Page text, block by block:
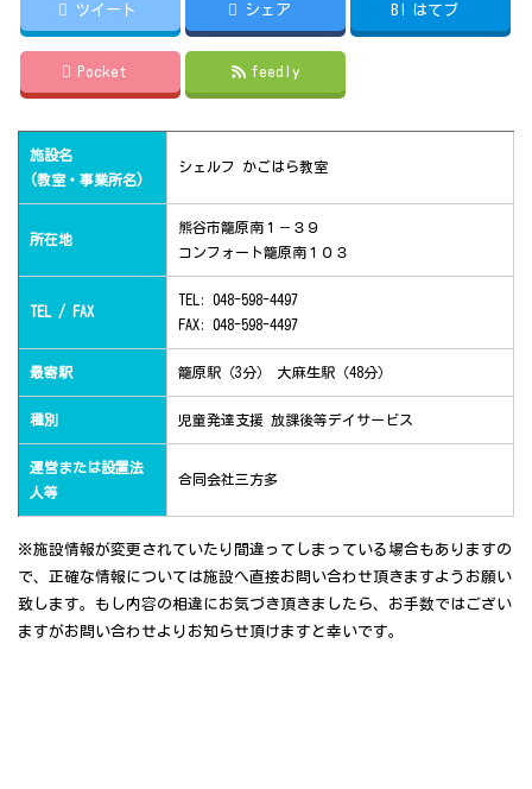
ツイート シェア B! はてブ
Pocket feedly
施設名
(教室・事業所名)
シェルフ かごはら教室
所在地
熊谷市籠原南１－３９
コンフォート籠原南１０３
TEL / FAX
TEL: 048-598-4497
FAX: 048-598-4497
最寄駅 籠原駅（3分） 大麻生駅（48分）
種別 児童発達支援 放課後等デイサービス
運営または設置法
人等
合同会社三方多
※施設情報が変更されていたり間違ってしまっている場合もありますの
で、正確な情報については施設へ直接お問い合わせ頂きますようお願い
致します。もし内容の相違にお気づき頂きましたら、お手数ではござい
ますがお問い合わせよりお知らせ頂けますと幸いです。